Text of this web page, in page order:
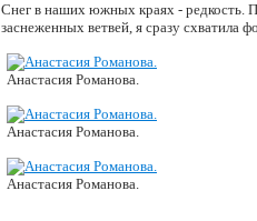
Снег в наших южных краях - редкость.
заснеженных ветвей, я сразу схватила
Анастасия Романова.
Анастасия Романова.
Анастасия Романова.